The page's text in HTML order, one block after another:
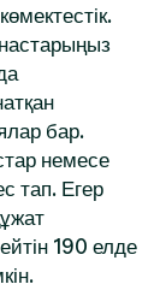
бар.
немесе
тап. Егер
190 елде